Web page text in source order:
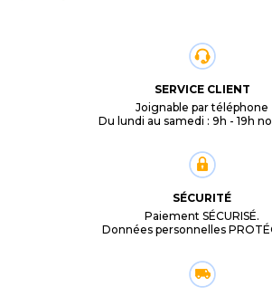
SERVICE CLIENT
Joignable par téléphone
Du lundi au samedi : 9h - 19h
SÉCURITÉ
Paiement SÉCURISÉ.
Données personnelles